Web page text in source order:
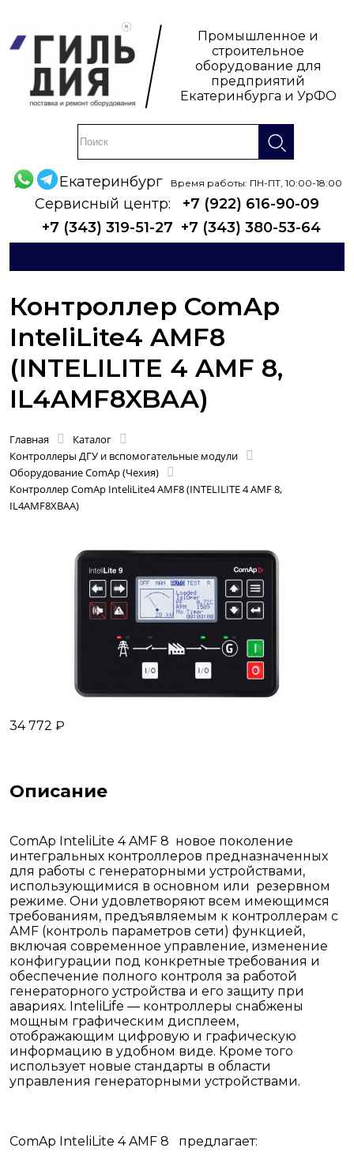
Промышленное и
строительное
оборудование для
предприятий
Екатеринбурга и УрФО
Екатеринбург Время работы: ПН-ПТ, 10:00-18:00
Сервисный центр:
+7 (922) 616-90-09
+7 (343) 319-51-27 +7 (343) 380-53-64
Контроллер ComAp
InteliLite4 AMF8
(INTELILITE 4 AMF 8,
IL4AMF8XBAA)
Главная
Каталог
Контроллеры ДГУ и вспомогательные модули
Оборудование ComAp (Чехия)
Контроллер ComAp InteliLite4 AMF8 (INTELILITE 4 AMF 8,
IL4AMF8XBAA)
34 772 ₽
Описание
ComAp InteliLite 4 AMF 8 новое поколение
интегральных контроллеров предназначенных
для работы с генераторными устройствами,
использующимися в основном или резервном
режиме. Они удовлетворяют всем имеющимся
требованиям, предъявляемым к контроллерам с
АМF (контроль параметров сети) функцией,
включая современное управление, изменение
конфигурации под конкретные требования и
обеспечение полного контроля за работой
генераторного устройства и его защиту при
авариях. InteliLife — контроллеры снабжены
мощным графическим дисплеем,
отображающим цифровую и графическую
информацию в удобном виде. Кроме того
использует новые стандарты в области
управления генераторными устройствами.
ComAp InteliLite 4 AMF 8 предлагает: